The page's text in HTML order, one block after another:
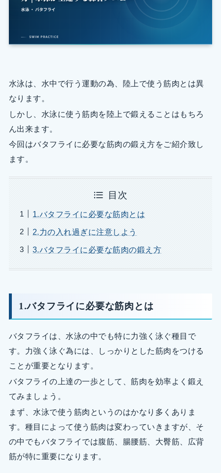
水泳は、水中で行う運動の為、陸上で使う筋肉とは異
なります。
しかし、水泳に使う筋肉を陸上で鍛えることはもちろ
ん出来ます。
今回はバタフライに必要な筋肉の鍛え方をご紹介致し
ます。
目次
1.バタフライに必要な筋肉とは
2.力の入れ過ぎに注意しよう
3.バタフライに必要な筋肉の鍛え方
1.バタフライに必要な筋肉とは
バタフライは、水泳の中でも特に力強く泳ぐ種目で
す。力強く泳ぐ為には、しっかりとした筋肉をつける
ことが重要となります。
バタフライの上達の一歩として、筋肉を効率よく鍛え
てみましょう。
まず、水泳で使う筋肉というのはかなり多くありま
す。種目によって使う筋肉は変わっていきますが、そ
の中でもバタフライでは腹筋、腸腰筋、大臀筋、広背
筋が特に重要になります。